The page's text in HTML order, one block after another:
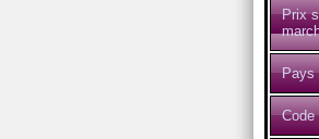
Prix
Pays
Code